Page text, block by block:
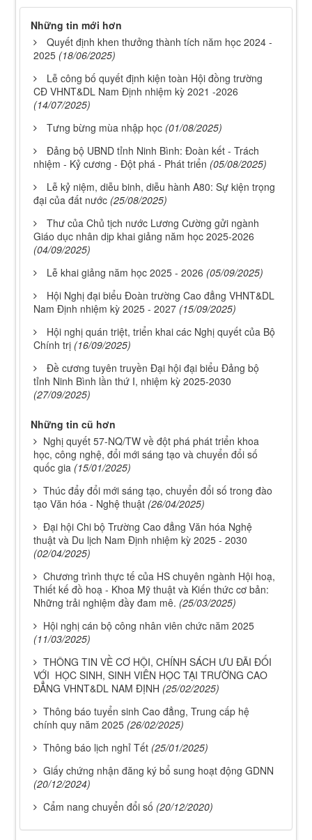
Những tin mới hơn
Quyết định khen thưởng thành tích năm học 2024 -
2025 (18/06/2025)
Lễ công bố quyết định kiện toàn Hội đồng trường
CĐ VHNT&DL Nam Định nhiệm kỳ 2021 -2026
(14/07/2025)
Tưng bừng mùa nhập học (01/08/2025)
Đảng bộ UBND tỉnh Ninh Bình: Đoàn kết - Trách
nhiệm - Kỷ cương - Đột phá - Phát triển (05/08/2025)
Lễ kỷ niệm, diễu binh, diễu hành A80: Sự kiện trọng
đại của đất nước (25/08/2025)
Thư của Chủ tịch nước Lương Cường gửi ngành
Giáo dục nhân dịp khai giảng năm học 2025-2026
(04/09/2025)
Lễ khai giảng năm học 2025 - 2026 (05/09/2025)
Hội Nghị đại biểu Đoàn trường Cao đẳng VHNT&DL
Nam Định nhiệm kỳ 2025 - 2027 (15/09/2025)
Hội nghị quán triệt, triển khai các Nghị quyết của Bộ
Chính trị (16/09/2025)
Đề cương tuyên truyền Đại hội đại biểu Đảng bộ
tỉnh Ninh Bình lần thứ I, nhiệm kỳ 2025-2030
(27/09/2025)
Những tin cũ hơn
Nghị quyết 57-NQ/TW về đột phá phát triển khoa
học, công nghệ, đổi mới sáng tạo và chuyển đổi số
quốc gia (15/01/2025)
Thúc đẩy đổi mới sáng tạo, chuyển đổi số trong đào
tạo Văn hóa - Nghệ thuật (26/04/2025)
Đại hội Chi bộ Trường Cao đẳng Văn hóa Nghệ
thuật và Du lịch Nam Định nhiệm kỳ 2025 - 2030
(02/04/2025)
Chương trình thực tế của HS chuyên ngành Hội hoạ,
Thiết kế đồ hoạ - Khoa Mỹ thuật và Kiến thức cơ bản:
Những trải nghiệm đầy đam mê. (25/03/2025)
Hội nghị cán bộ công nhân viên chức năm 2025
(11/03/2025)
THÔNG TIN VỀ CƠ HỘI, CHÍNH SÁCH ƯU ĐÃI ĐỐI
VỚI HỌC SINH, SINH VIÊN HỌC TẠI TRƯỜNG CAO
ĐẲNG VHNT&DL NAM ĐỊNH (25/02/2025)
Thông báo tuyển sinh Cao đẳng, Trung cấp hệ
chính quy năm 2025 (26/02/2025)
Thông báo lịch nghỉ Tết (25/01/2025)
Giấy chứng nhận đăng ký bổ sung hoạt động GDNN
(20/12/2024)
Cẩm nang chuyển đổi số (20/12/2020)